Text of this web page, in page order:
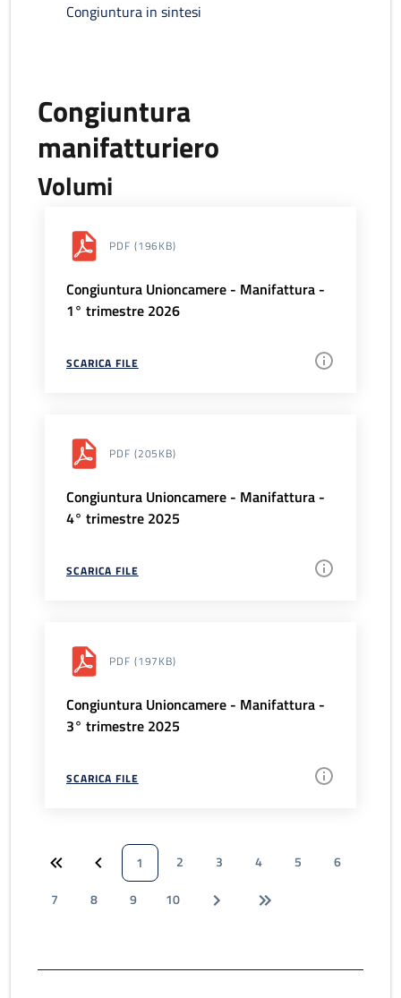
Congiuntura in sintesi
Congiuntura
manifatturiero
Volumi
PDF (196KB)
Congiuntura Unioncamere - Manifattura -
1° trimestre 2026
SCARICA FILE
PDF (205KB)
Congiuntura Unioncamere - Manifattura -
4° trimestre 2025
SCARICA FILE
PDF (197KB)
Congiuntura Unioncamere - Manifattura -
3° trimestre 2025
SCARICA FILE
1 2 3 4 5
6
7
8 9 10